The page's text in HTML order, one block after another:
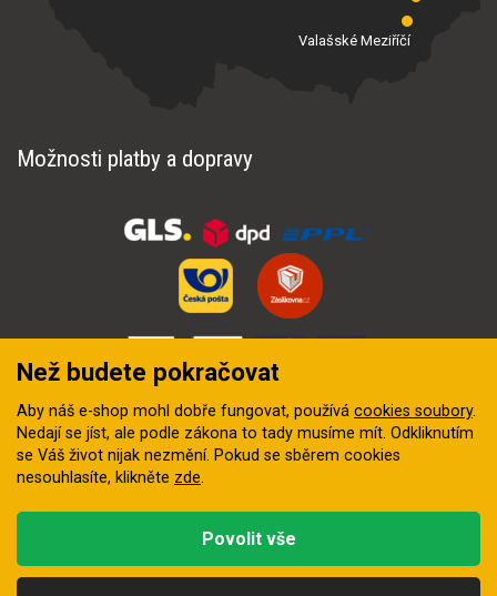
Valašské Meziříčí
Možnosti platby a dopravy
digitální agentura FEO
Než budete pokračovat
Aby náš e-shop mohl dobře fungovat, používá cookies soubory.
Nedají se jíst, ale podle zákona to tady musíme mít. Odkliknutím
se Váš život nijak nezmění. Pokud se sběrem cookies
nesouhlasíte, klikněte zde.
Povolit vše